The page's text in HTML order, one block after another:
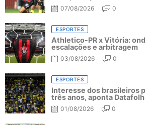
07/08/2026 0
ESPORTES
Athletico-PR x Vitória:
escalações e arbitragem
03/08/2026 0
ESPORTES
Interesse dos brasileiros
três anos, aponta
01/08/2026 0